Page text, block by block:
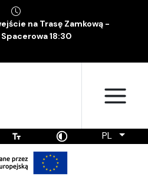
na Trasę Zamkową -
18:30
PL